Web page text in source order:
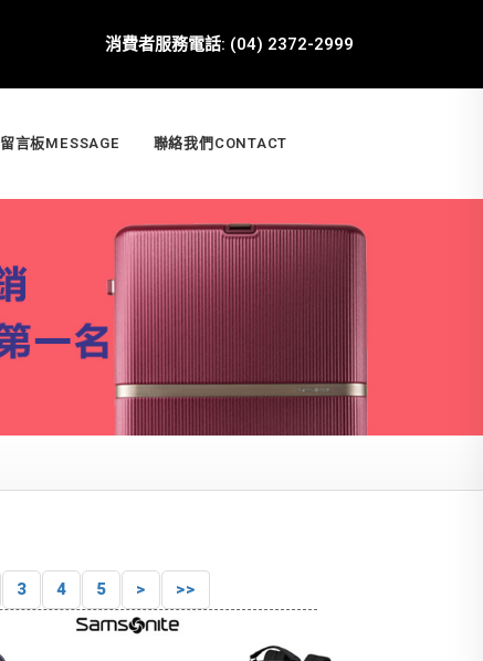
消費者服務電話: (04) 2372-2999
留言板MESSAGE 聯絡我們CONTACT
3 4 5 > >>